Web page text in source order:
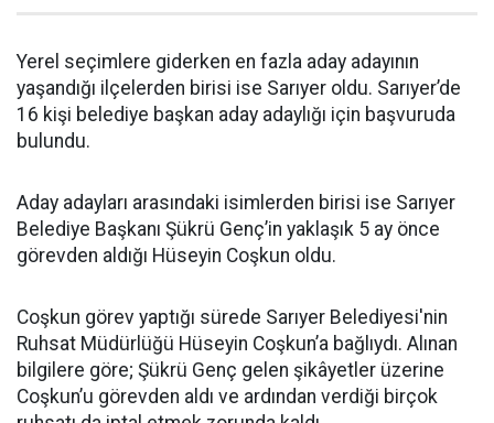
Yerel seçimlere giderken en fazla aday adayının
yaşandığı ilçelerden birisi ise Sarıyer oldu. Sarıyer’de
16 kişi belediye başkan aday adaylığı için başvuruda
bulundu.
Aday adayları arasındaki isimlerden birisi ise Sarıyer
Belediye Başkanı Şükrü Genç’in yaklaşık 5 ay önce
görevden aldığı Hüseyin Coşkun oldu.
Coşkun görev yaptığı sürede Sarıyer Belediyesi'nin
Ruhsat Müdürlüğü Hüseyin Coşkun’a bağlıydı. Alınan
bilgilere göre; Şükrü Genç gelen şikâyetler üzerine
Coşkun’u görevden aldı ve ardından verdiği birçok